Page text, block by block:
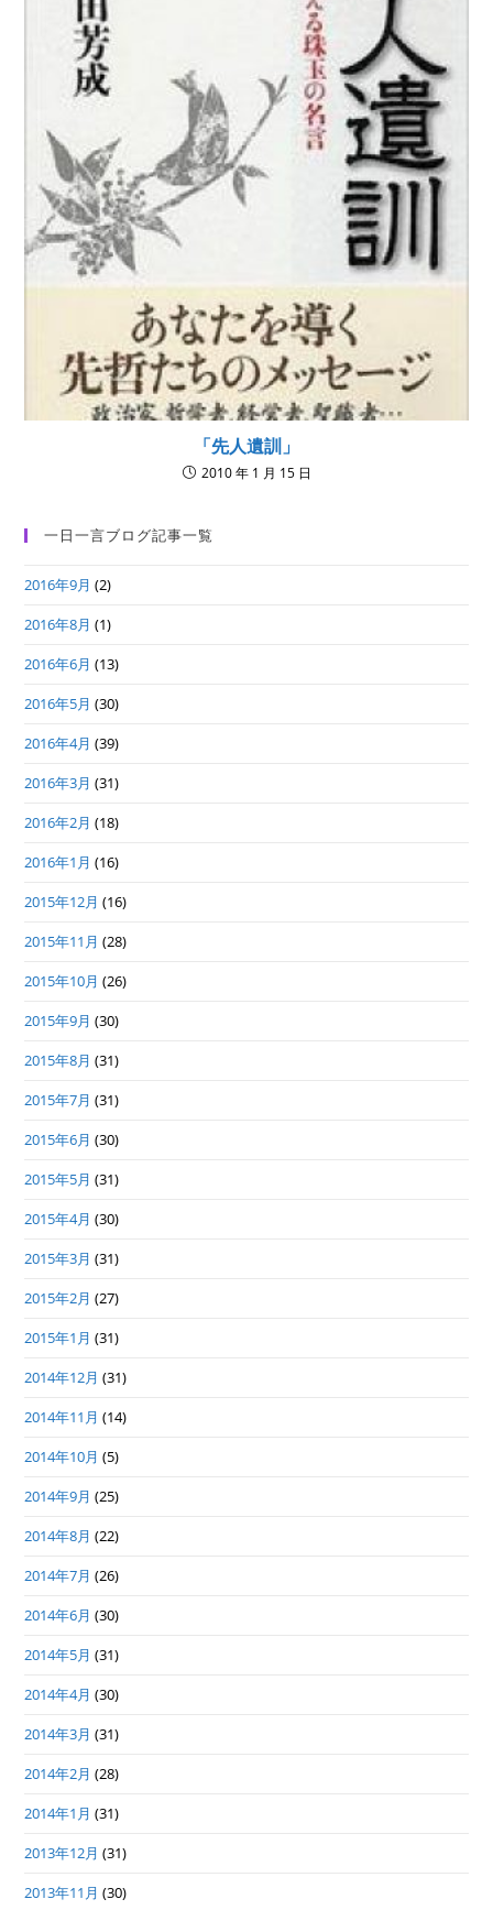
「先人遺訓」
2010 年 1 月 15 日
一日一言ブログ記事一覧
2016年9月 (2)
2016年8月 (1)
2016年6月 (13)
2016年5月 (30)
2016年4月 (39)
2016年3月 (31)
2016年2月 (18)
2016年1月 (16)
2015年12月 (16)
2015年11月 (28)
2015年10月 (26)
2015年9月 (30)
2015年8月 (31)
2015年7月 (31)
2015年6月 (30)
2015年5月 (31)
2015年4月 (30)
2015年3月 (31)
2015年2月 (27)
2015年1月 (31)
2014年12月 (31)
2014年11月 (14)
2014年10月 (5)
2014年9月 (25)
2014年8月 (22)
2014年7月 (26)
2014年6月 (30)
2014年5月 (31)
2014年4月 (30)
2014年3月 (31)
2014年2月 (28)
2014年1月 (31)
2013年12月 (31)
2013年11月 (30)